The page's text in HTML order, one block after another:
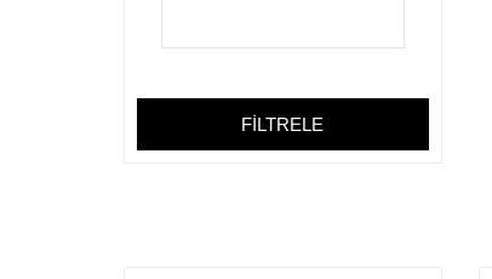
Rent A Car Kartvizit
Taksi Kartvizit
FİLTRELE